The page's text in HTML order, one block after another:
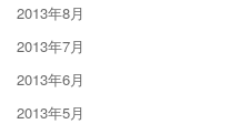
2013年8月
2013年7月
2013年6月
2013年5月